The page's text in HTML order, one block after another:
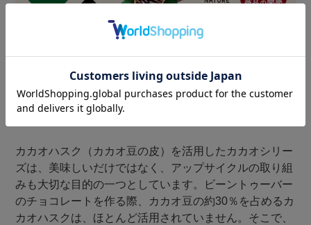
人にも、環境にもやさしい製品づくり。
カカオハスク（カカオ豆の皮）を活用したカカオシリー
ズは、美味しいだけではなく、アップサイクルの取り組
みも大切な目的の一つとしています。ビーントゥーバー
のチョコレートを作る際、カカオ豆の約30％を占めるカ
カオハスクは、ほとんど活用されていません。そこで、